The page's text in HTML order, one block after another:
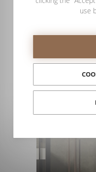
duche totalmente
use